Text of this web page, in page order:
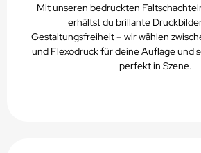
Mit unseren bedruckten
erhältst du brillante
Gestaltungsfreiheit – wir wählen
und Flexodruck für deine Auflage und
perfekt in Szene.